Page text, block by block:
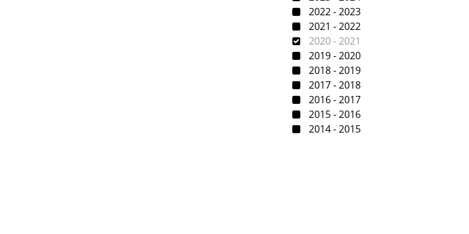
2022 - 2023
2021 - 2022
2020 - 2021
2019 - 2020
2018 - 2019
2017 - 2018
2016 - 2017
2015 - 2016
2014 - 2015